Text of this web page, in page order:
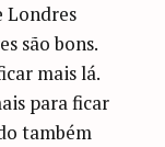
Londres
são bons.
mais lá.
para ficar
também